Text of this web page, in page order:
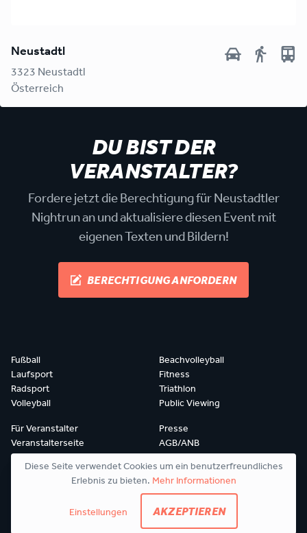
Neustadtl
3323 Neustadtl
Österreich
DU BIST DER
VERANSTALTER?
Fordere jetzt die Berechtigung für Neustadtler
Nightrun an und aktualisiere diesen Event mit
eigenen Texten und Bildern!
BERECHTIGUNG ANFORDERN
Fußball
Laufsport
Radsport
Volleyball
Beachvolleyball
Fitness
Triathlon
Public Viewing
Für Veranstalter
Veranstalterseite
Event eintragen
Hilfe & FAQ
Presse
AGB/ANB
Impressum
Cookie-Einstellungen
© 2026 sportevenz.com
Diese Seite verwendet Cookies um ein benutzerfreundliches
Erlebnis zu bieten. Mehr Informationen
Einstellungen AKZEPTIEREN